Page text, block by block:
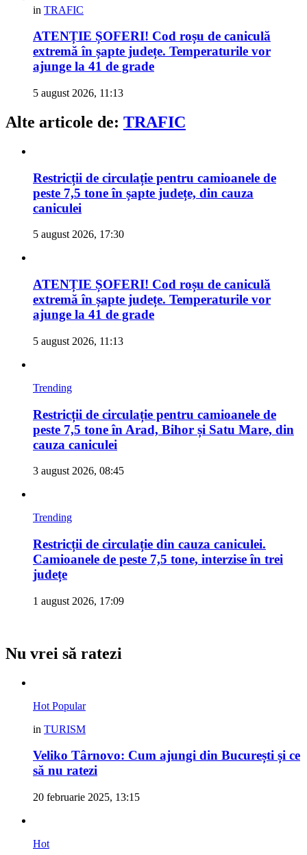
in TRAFIC
ATENȚIE ȘOFERI! Cod roșu de caniculă
extremă în șapte județe. Temperaturile vor
ajunge la 41 de grade
5 august 2026, 11:13
Alte articole de: TRAFIC
Restricții de circulație pentru camioanele de
peste 7,5 tone în șapte județe, din cauza
caniculei
5 august 2026, 17:30
ATENȚIE ȘOFERI! Cod roșu de caniculă
extremă în șapte județe. Temperaturile vor
ajunge la 41 de grade
5 august 2026, 11:13
Trending
Restricții de circulație pentru camioanele de
peste 7,5 tone în Arad, Bihor și Satu Mare, din
cauza caniculei
3 august 2026, 08:45
Trending
Restricții de circulație din cauza caniculei.
Camioanele de peste 7,5 tone, interzise în trei
județe
1 august 2026, 17:09
Nu vrei să ratezi
Hot Popular
in TURISM
Veliko Târnovo: Cum ajungi din București și ce
să nu ratezi
20 februarie 2025, 13:15
Hot